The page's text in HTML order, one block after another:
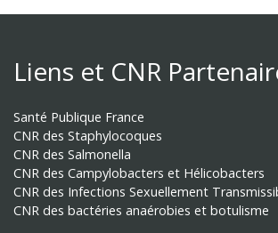
Liens et CNR
Santé Publique France
CNR des Staphylocoques
CNR des Salmonella
CNR des Campylobacters et Hélicobacters
CNR des Infections Sexuellement
CNR des bactéries anaérobies et botulisme